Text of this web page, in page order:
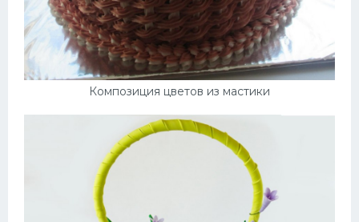
Композиция цветов из мастики